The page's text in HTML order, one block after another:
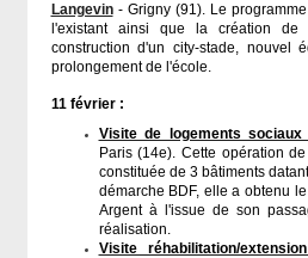
Langevin- Grigny (91). Le
l'existant ainsi que la création de
construction d'un city-stade, nouvel
prolongement de l'école.
11 février :
Visite de logements
Paris (14e). Cette opération
constituée de 3 bâtiments
démarche BDF, elle a obtenu
Argent à l'issue de son
réalisation.
Visite réhabilitation/